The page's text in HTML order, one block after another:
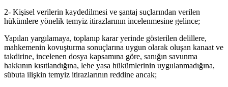
2- Kişisel verilerin kaydedilmesi ve şantaj suçlarından verilen
hükümlere yönelik temyiz itirazlarının incelenmesine gelince;
Yapılan yargılamaya, toplanıp karar yerinde gösterilen delillere,
mahkemenin kovuşturma sonuçlarına uygun olarak oluşan kanaat ve
takdirine, incelenen dosya kapsamına göre, sanığın savunma
hakkının kısıtlandığına, lehe yasa hükümlerinin uygulanmadığına,
sübuta ilişkin temyiz itirazlarının reddine ancak;